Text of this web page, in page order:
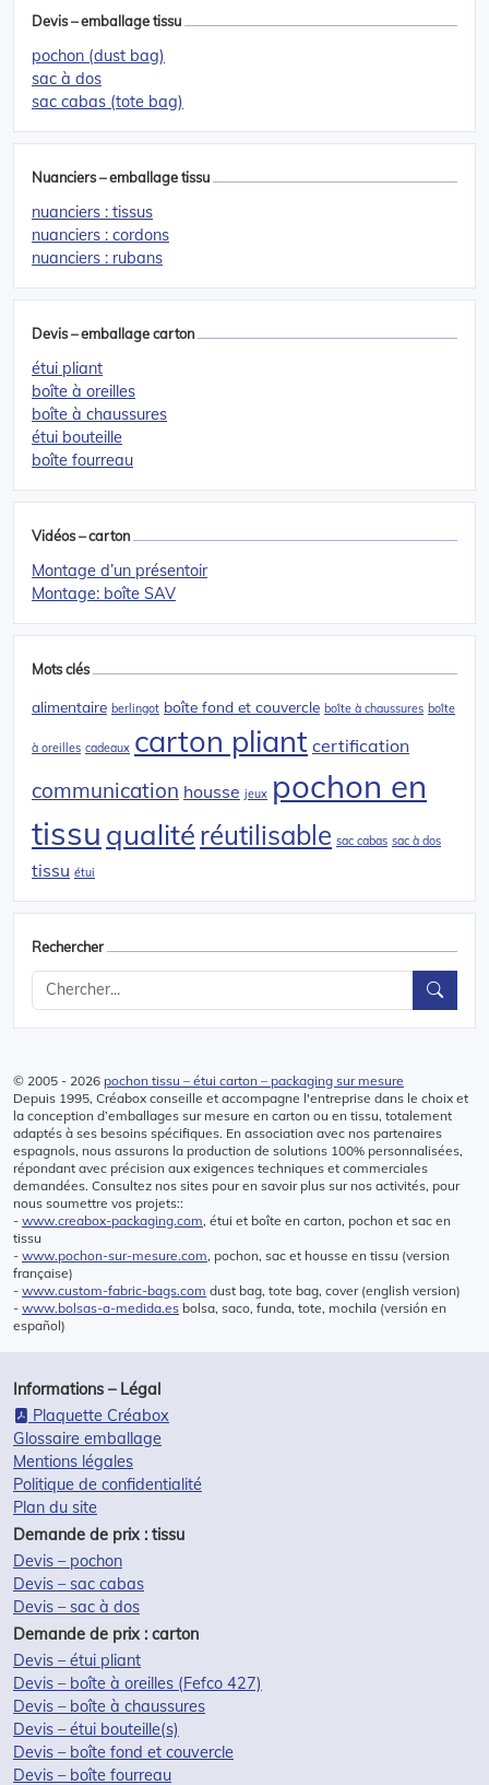
Devis – emballage tissu
pochon (dust bag)
sac à dos
sac cabas (tote bag)
Nuanciers – emballage tissu
nuanciers : tissus
nuanciers : cordons
nuanciers : rubans
Devis – emballage carton
étui pliant
boîte à oreilles
boîte à chaussures
étui bouteille
boîte fourreau
Vidéos – carton
Montage d’un présentoir
Montage: boîte SAV
Mots clés
alimentaire berlingot boîte fond et couvercle boîte à chaussures boîte
à oreilles cadeaux carton pliant certification
communication housse jeux pochon en
tissu qualité réutilisable sac cabas sac à dos
tissu étui
Rechercher
© 2005 - 2026 pochon tissu – étui carton – packaging sur mesure
Depuis 1995, Créabox conseille et accompagne l'entreprise dans le choix et
la conception d’emballages sur mesure en carton ou en tissu, totalement
adaptés à ses besoins spécifiques. En association avec nos partenaires
espagnols, nous assurons la production de solutions 100% personnalisées,
répondant avec précision aux exigences techniques et commerciales
demandées. Consultez nos sites pour en savoir plus sur nos activités, pour
nous soumettre vos projets::
- www.creabox-packaging.com, étui et boîte en carton, pochon et sac en
tissu
- www.pochon-sur-mesure.com, pochon, sac et housse en tissu (version
française)
- www.custom-fabric-bags.com dust bag, tote bag, cover (english version)
- www.bolsas-a-medida.es bolsa, saco, funda, tote, mochila (versión en
español)
Informations – Légal
Plaquette Créabox
Glossaire emballage
Mentions légales
Politique de confidentialité
Plan du site
Demande de prix : tissu
Devis – pochon
Devis – sac cabas
Devis – sac à dos
Demande de prix : carton
Devis – étui pliant
Devis – boîte à oreilles (Fefco 427)
Devis – boîte à chaussures
Devis – étui bouteille(s)
Devis – boîte fond et couvercle
Devis – boîte fourreau